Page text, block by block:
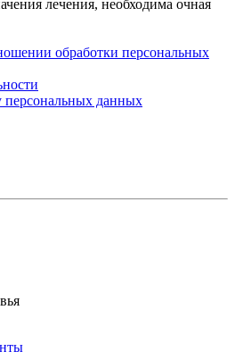
лечения, необходима очная
обработки персональных
персональных данных